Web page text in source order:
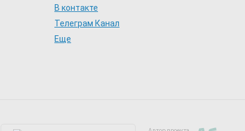
В контакте
Телеграм Канал
Еще